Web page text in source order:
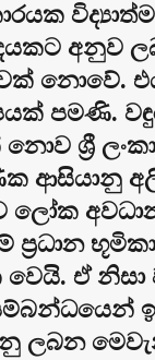
අනුව
නොවේ.
පමණි.
ශ්‍රී
ආසියානු
ලෝක
ප්‍රධාන
වෙයි. ඒ
ලබන